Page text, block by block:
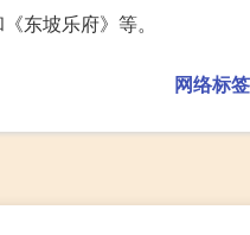
东坡乐府》等。
网络标签